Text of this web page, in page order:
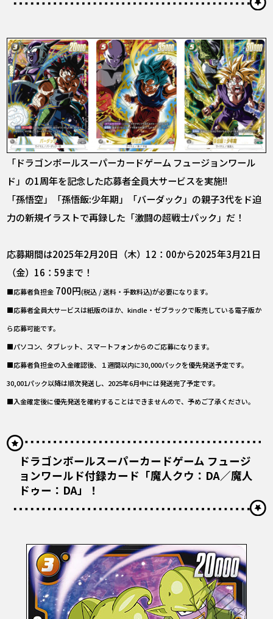
「ドラゴンボールスーパーカードゲーム フュージョンワール
ド」の1周年を記念した応募者全員大サービスを実施!!
「孫悟空」「孫悟飯:少年期」「バーダック」の親子3代をド迫
力の新規イラストで再録した「激闘の超戦士パック」だ！
応募期間は2025年2月20日（木）12：00から2025年3月21日
（金）16：59まで！
■応募者負担金 700円(税込 / 送料・手数料込)が必要になります。
■応募者全員大サービスは紙版のほか、kindle・ゼブラックで販売している電子版か
ら応募可能です。
■パソコン、タブレット、スマートフォンからのご応募になります。
■応募者負担金の入金確認後、１週間以内に30,000パックを優先発送予定です。
30,001パック以降は順次発送し、2025年6月中には発送完了予定です。
■入金確定後に優先発送を確約することはできませんので、予めご了承ください。
ドラゴンボールスーパーカードゲーム フュージ
ョンワールド付録カード「魔人クウ：DA／魔人
ドゥー：DA」！